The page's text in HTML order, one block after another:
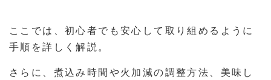
ここでは、初心者でも安心して取り組めるように
手順を詳しく解説。
さらに、煮込み時間や火加減の調整方法、美味し